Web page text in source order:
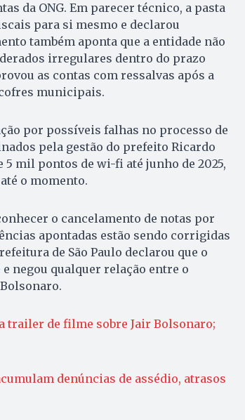
da ONG. Em parecer técnico, a pasta
para si mesmo e declarou
também aponta que a entidade não
irregulares dentro do prazo
as contas com ressalvas após a
municipais.
por possíveis falhas no processo de
pela gestão do prefeito Ricardo
5 mil pontos de wi-fi até junho de 2025,
o momento.
o cancelamento de notas por
apontadas estão sendo corrigidas
de São Paulo declarou que o
negou qualquer relação entre o
trailer de filme sobre Jair Bolsonaro;
denúncias de assédio, atrasos